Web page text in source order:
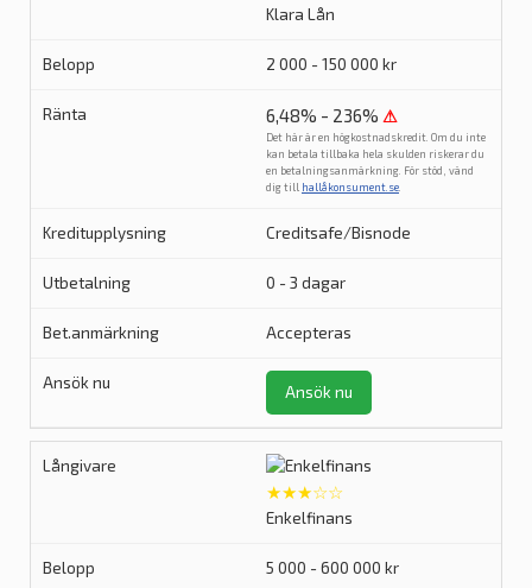
Klara Lån
2 000 - 150 000 kr
6,48% - 236% ⚠
Det här är en högkostnadskredit. Om du inte
kan betala tillbaka hela skulden riskerar du
en betalningsanmärkning. För stöd, vänd
dig till hallåkonsument.se
Creditsafe/Bisnode
0 - 3 dagar
Accepteras
Ansök nu
★★★☆☆
Enkelfinans
5 000 - 600 000 kr